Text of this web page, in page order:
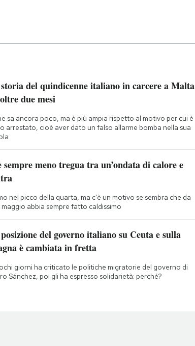
del quindicenne italiano in carcere a Malta
due mesi
sa ancora poco, ma è più ampia rispetto al motivo per cui è
arrestato, cioè aver dato un falso allarme bomba nella sua
sempre meno tregua tra un’ondata di calore e
nel picco della quarta, ma c'è un motivo se sembra che da
abbia sempre fatto caldissimo
del governo italiano su Ceuta e sulla
è cambiata in fretta
giorni ha criticato le politiche migratorie del governo di
Sánchez, poi gli ha espresso solidarietà: perché?